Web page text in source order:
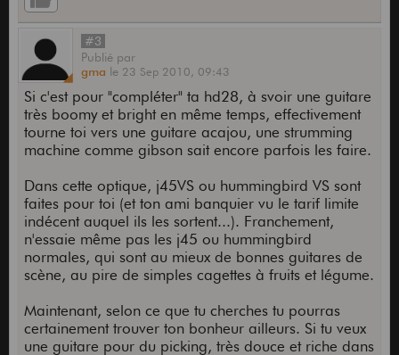
#3
Publié par
gma le 23 Sep 2010, 09:43
Si c'est pour "compléter" ta hd28, à svoir une guitare
très boomy et bright en même temps, effectivement
tourne toi vers une guitare acajou, une strumming
machine comme gibson sait encore parfois les faire.
Dans cette optique, j45VS ou hummingbird VS sont
faites pour toi (et ton ami banquier vu le tarif limite
indécent auquel ils les sortent...). Franchement,
n'essaie même pas les j45 ou hummingbird
normales, qui sont au mieux de bonnes guitares de
scène, au pire de simples cagettes à fruits et légume.
Maintenant, selon ce que tu cherches tu pourras
certainement trouver ton bonheur ailleurs. Si tu veux
une guitare pour du picking, très douce et riche dans